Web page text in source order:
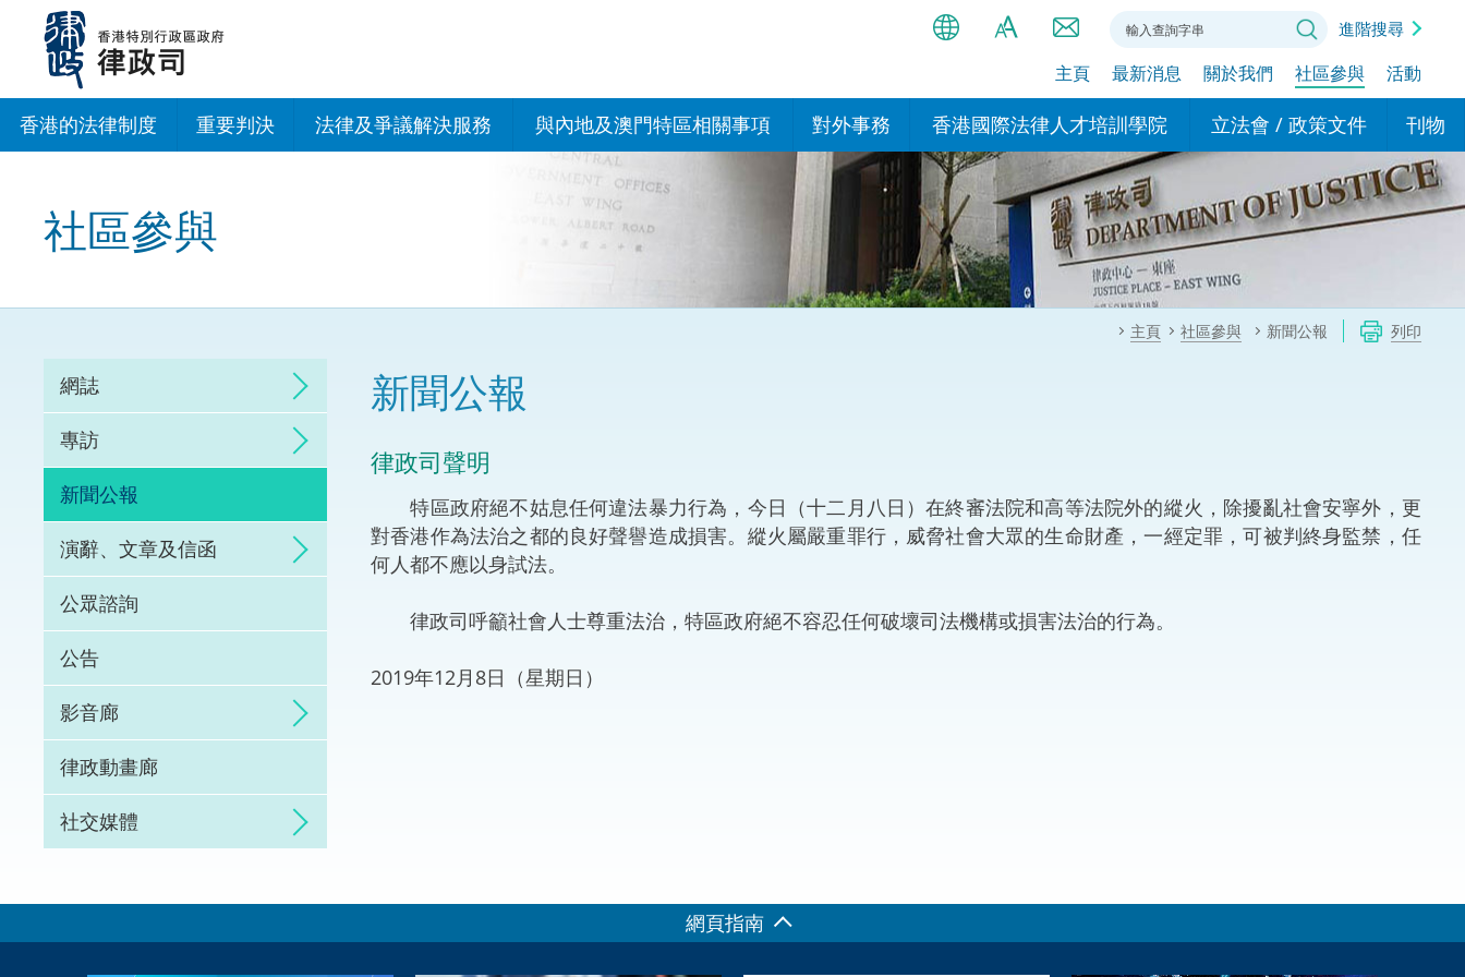
內
简
EN
Bahasa Indonesia (印尼語)
हिन्दी (印度語)
नेपाली (尼泊爾語)
Tiếng Việt (越南語)
A
A
進階搜尋
主頁 最新消息 關於我們 社區參與 活動
香港的法律制度 重要判決 法律及爭議解決服務
訴訟
網上爭議解決及法律科技
體育爭議解決先導計劃
能力建設
法律樞紐
促成交易和爭議解決服務中心
與內地及澳門特區相關事項
與內地的安排
香港與內地相互認可和執行民
商事案件判決的安排
關於建立更緊密經貿關係的安
“一帶一路”建設
粵港澳大灣區
對外事務
國際政府機構在香港設立辦事
處或運作
多邊協定
其他協定
香港國際法律人才培訓學院
我們的學院
我們的專家委員會
我們的辦公室
我們的培訓課程和能力建設項
立法會 / 政策文件
現行政策措施
政策文件
特別財務委員會
刊物
基本
民事
法律
社區參與
主頁 社區參與 新聞公報 列印
網誌
專訪
新聞公報
演辭、文章及信函
公眾諮詢
公告
影音廊
律政動畫廊
社交媒體
新聞公報
律政司聲明
特區政府絕不姑息任何違法暴力行為，今日（十二月八日）在終審法院和高等法院外的縱火，除擾亂社會安寧外，更
對香港作為法治之都的良好聲譽造成損害。縱火屬嚴重罪行，威脅社會大眾的生命財產，一經定罪，可被判終身監禁，任
何人都不應以身試法。
律政司呼籲社會人士尊重法治，特區政府絕不容忍任何破壞司法機構或損害法治的行為。
2019年12月8日（星期日）
網頁指南